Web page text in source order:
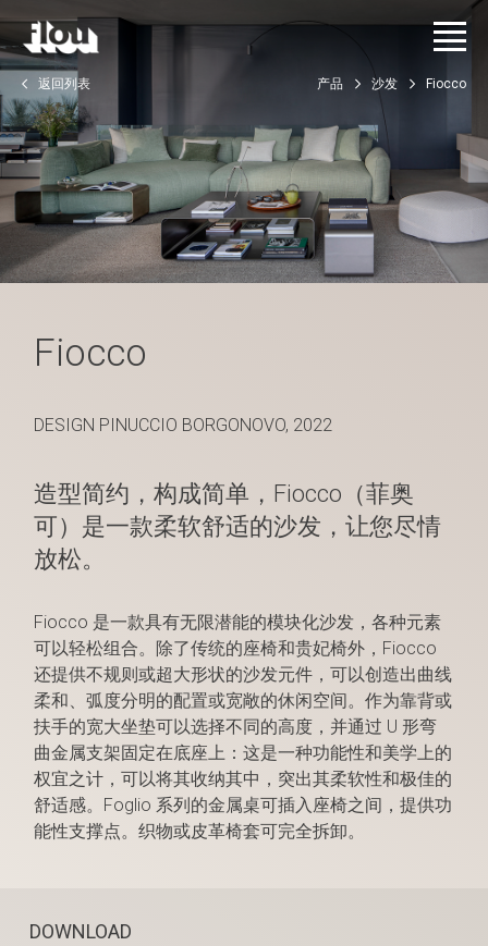
返回列表 产品 沙发 Fiocco
DOWNLOAD
Fiocco
DESIGN PINUCCIO BORGONOVO, 2022
造型简约，构成简单，Fiocco（菲奥
可）是一款柔软舒适的沙发，让您尽情
放松。
Fiocco 是一款具有无限潜能的模块化沙发，各种元素
可以轻松组合。除了传统的座椅和贵妃椅外，Fiocco
还提供不规则或超大形状的沙发元件，可以创造出曲线
柔和、弧度分明的配置或宽敞的休闲空间。作为靠背或
扶手的宽大坐垫可以选择不同的高度，并通过 U 形弯
曲金属支架固定在底座上：这是一种功能性和美学上的
权宜之计，可以将其收纳其中，突出其柔软性和极佳的
舒适感。Foglio 系列的金属桌可插入座椅之间，提供功
能性支撑点。织物或皮革椅套可完全拆卸。